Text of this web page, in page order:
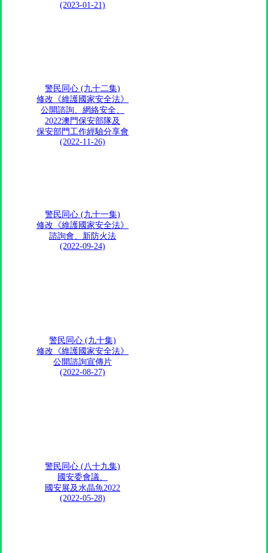
(2023-01-21)
警民同心 (九十二集)
修改《維護國家安全法》
公開諮詢、網絡安全、
2022澳門保安部隊及
保安部門工作經驗分享會
(2022-11-26)
警民同心 (九十一集)
修改《維護國家安全法》
諮詢會、新防火法
(2022-09-24)
警民同心 (九十集)
修改《維護國家安全法》
公開諮詢宣傳片
(2022-08-27)
警民同心 (八十九集)
國安委會議、
國安展及水晶魚2022
(2022-05-28)